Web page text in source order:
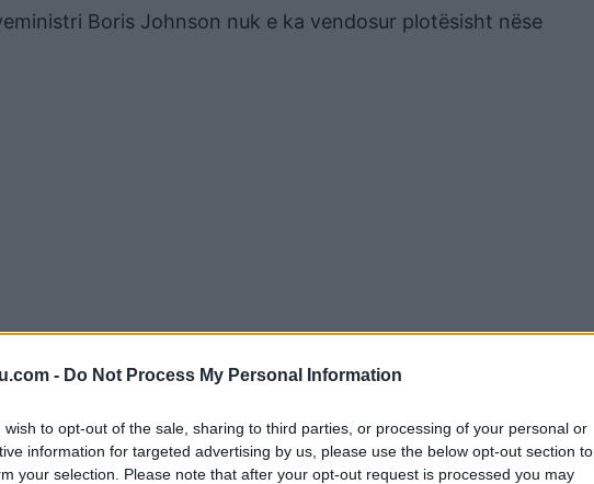
- Do Not Process My Personal Information
wish to opt-out of the sale, sharing to third parties, or processing of your personal or
information for targeted advertising by us, please use the below opt-out section to
your selection. Please note that after your opt-out request is processed you may
Boris Johnson nuk e ka vendosur plotësisht nëse